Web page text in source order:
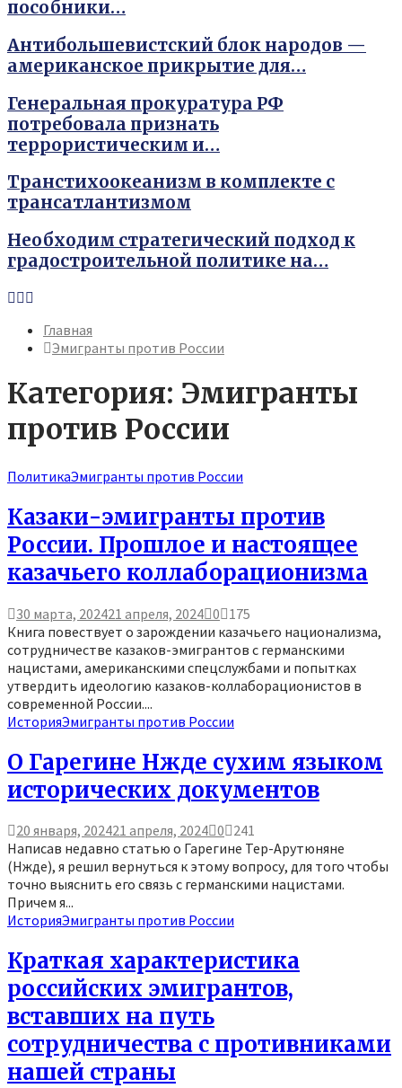
пособники…
Антибольшевистский блок народов —
американское прикрытие для…
Генеральная прокуратура РФ
потребовала признать
террористическим и…
Транстихоокеанизм в комплекте с
трансатлантизмом
Необходим стратегический подход к
градостроительной политике на…
Youtube
Vk
Главная
Эмигранты против России
Категория: Эмигранты
против России
ПолитикаЭмигранты против России
Казаки-эмигранты против
России. Прошлое и настоящее
казачьего коллаборационизма
30 марта, 202421 апреля, 2024 0 175
Книга повествует о зарождении казачьего национализма,
сотрудничестве казаков-эмигрантов с германскими
нацистами, американскими спецслужбами и попытках
утвердить идеологию казаков-коллаборационистов в
современной России....
ИсторияЭмигранты против России
О Гарегине Нжде сухим языком
исторических документов
20 января, 202421 апреля, 2024 0 241
Написав недавно статью о Гарегине Тер-Арутюняне
(Нжде), я решил вернуться к этому вопросу, для того чтобы
точно выяснить его связь с германскими нацистами.
Причем я...
ИсторияЭмигранты против России
Краткая характеристика
российских эмигрантов,
вставших на путь
сотрудничества с противниками
нашей страны